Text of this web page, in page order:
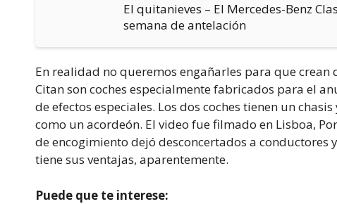
El quitanieves – El Mercedes-Benz
semana de antelación
En realidad no queremos engañarles para que crean
Citan son coches especialmente fabricados para el
de efectos especiales. Los dos coches tienen un
como un acordeón. El video fue filmado en Lisboa,
de encogimiento dejó desconcertados a conductores
tiene sus ventajas, aparentemente.
Puede que te interese: